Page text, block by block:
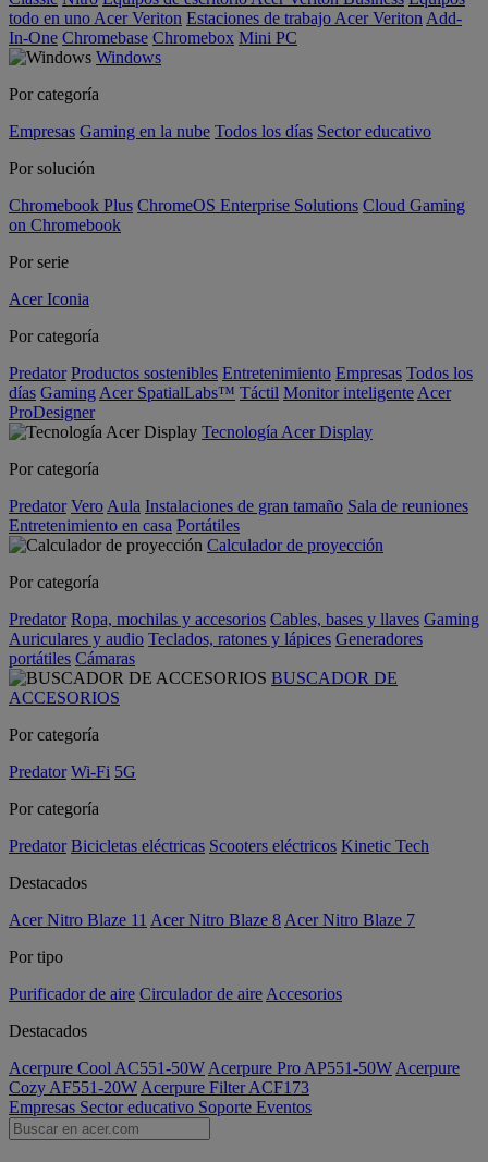
todo en uno Acer Veriton Estaciones de trabajo Acer Veriton Add-
In-One Chromebase Chromebox Mini PC
Windows
Por categoría
Empresas Gaming en la nube Todos los días Sector educativo
Por solución
Chromebook Plus ChromeOS Enterprise Solutions Cloud Gaming
on Chromebook
Por serie
Acer Iconia
Por categoría
Predator Productos sostenibles Entretenimiento Empresas Todos los
días Gaming Acer SpatialLabs™ Táctil Monitor inteligente Acer
ProDesigner
Tecnología Acer Display
Por categoría
Predator Vero Aula Instalaciones de gran tamaño Sala de reuniones
Entretenimiento en casa Portátiles
Calculador de proyección
Por categoría
Predator Ropa, mochilas y accesorios Cables, bases y llaves Gaming
Auriculares y audio Teclados, ratones y lápices Generadores
portátiles Cámaras
BUSCADOR DE
ACCESORIOS
Por categoría
Predator Wi-Fi 5G
Por categoría
Predator Bicicletas eléctricas Scooters eléctricos Kinetic Tech
Destacados
Acer Nitro Blaze 11 Acer Nitro Blaze 8 Acer Nitro Blaze 7
Por tipo
Purificador de aire Circulador de aire Accesorios
Destacados
Acerpure Cool AC551-50W Acerpure Pro AP551-50W Acerpure
Cozy AF551-20W Acerpure Filter ACF173
Empresas Sector educativo Soporte Eventos